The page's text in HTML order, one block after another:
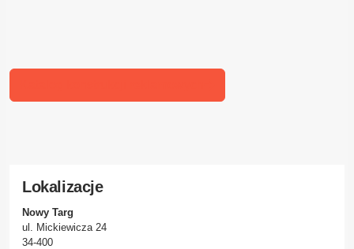
Lokalizacje
Nowy Targ
ul. Mickiewicza 24
34-400